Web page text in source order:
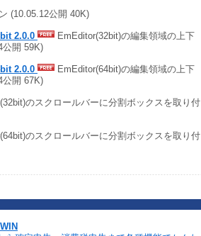
(10.05.12公開 40K)
2.0.0
EmEditor(32bit)の編集領域の上下
公開 59K)
2.0.0
EmEditor(64bit)の編集領域の上下
公開 67K)
のスクロールバーに分割ボックスを取り付
のスクロールバーに分割ボックスを取り付